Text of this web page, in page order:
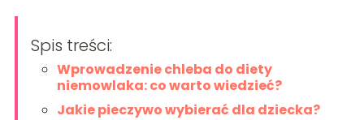
Spis treści:
Wprowadzenie chleba do diety
niemowlaka: co warto wiedzieć?
Jakie pieczywo wybierać dla dziecka?